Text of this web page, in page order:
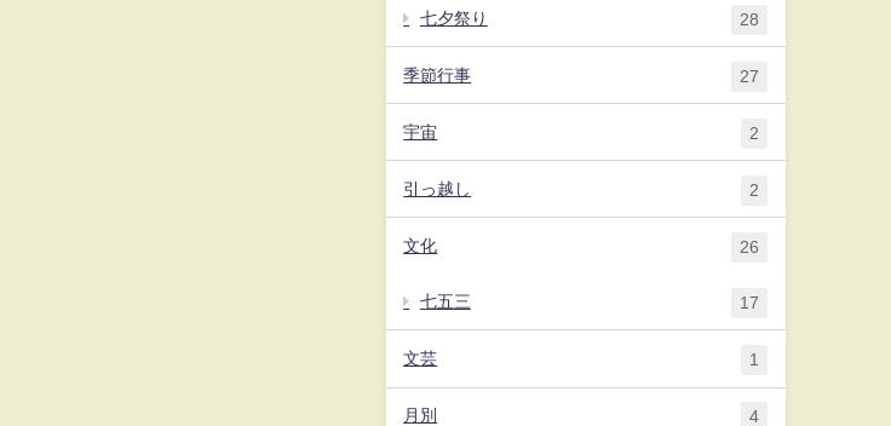
七夕祭り 28
季節行事 27
宇宙 2
引っ越し 2
文化 26
七五三 17
文芸 1
月別 4